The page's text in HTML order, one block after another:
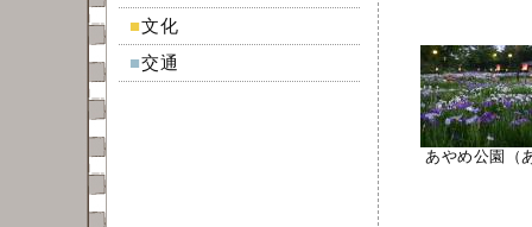
あやめ公園（
■文化
■交通